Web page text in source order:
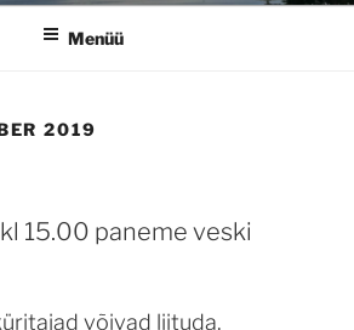
Menüü
2019
15.00 paneme veski
võivad liituda.